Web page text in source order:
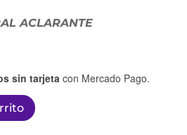
ACLARANTE
sin tarjeta con Mercado Pago.